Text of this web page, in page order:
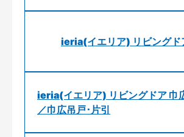
ieria(イエリア) リビングド
ieria(イエリア) リビングドア 巾
／巾広吊戸･片引